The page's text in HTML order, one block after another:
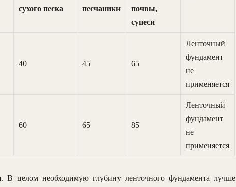
сухого песка
песчаники
почвы,
супеси
40 45 65
Ленточный
фундамент
не
применяется
60 65 85
Ленточный
фундамент
не
применяется
В целом необходимую глубину ленточного фундамента лучше